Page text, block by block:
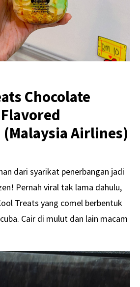
Chocolate
Airlines)
dari syarikat penerbangan jadi
Pernah viral tak lama dahulu,
Treats yang comel berbentuk
Cair di mulut dan lain macam